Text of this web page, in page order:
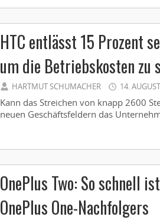
HTC entlässt 15 Prozent
um die Betriebskosten zu
HARTMUT SCHUMACHER 14.
Kann das Streichen von knapp 2600
neuen Geschäftsfeldern das
OnePlus Two: So schnell
OnePlus One-Nachfolgers